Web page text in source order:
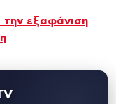
την εξαφάνιση